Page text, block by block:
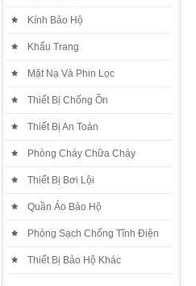
Kính Bảo Hộ
Khẩu Trang
Mặt Nạ Và Phin Lọc
Thiết Bị Chống Ồn
Thiết Bị An Toàn
Phòng Cháy Chữa Cháy
Thiết Bị Bơi Lội
Quần Áo Bảo Hộ
Phòng Sạch Chống Tĩnh Điện
Thiết Bị Bảo Hộ Khác